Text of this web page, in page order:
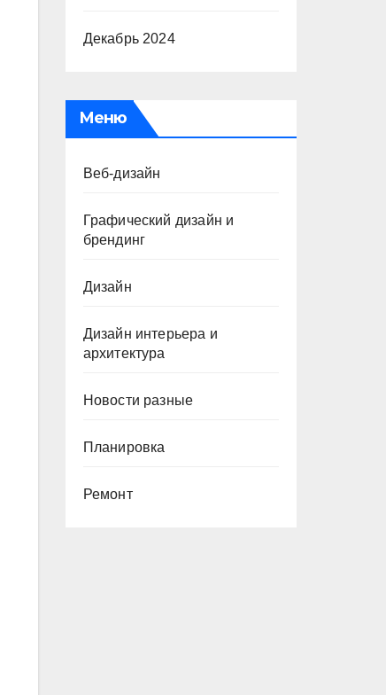
Декабрь 2024
Меню
Веб-дизайн
Графический дизайн и
брендинг
Дизайн
Дизайн интерьера и
архитектура
Новости разные
Планировка
Ремонт